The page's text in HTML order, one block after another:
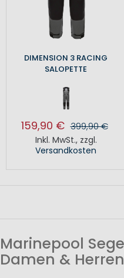
DIMENSION 3 RACING
SALOPETTE
159,90 € 399,90 €
Inkl. MwSt., zzgl.
Versandkosten
Marinepool
Damen & Herren